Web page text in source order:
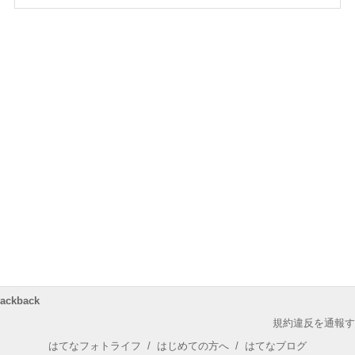
規約違反を通報
はてなフォトライフ / はじめての方へ / はてなブログ